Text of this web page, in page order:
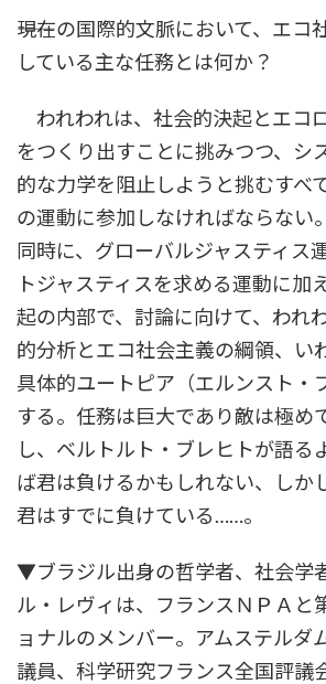
――現在の国際的文脈において、エ
している主な任務とは何か？
われわれは、社会的決起とエコ
をつくり出すことに挑みつつ、シ
的な力学を阻止しようと挑むすべ
の運動に参加しなければならない。
同時に、グローバルジャスティス
トジャスティスを求める運動に加
起の内部で、討論に向けて、われ
的分析とエコ社会主義の綱領、い
具体的ユートピア（エルンスト・
する。任務は巨大であり敵は極め
し、ベルトルト・ブレヒトが語る
ば君は負けるかもしれない、しか
君はすでに負けている……。
▼ブラジル出身の哲学者、社会学
ル・レヴィは、フランスＮＰＡと
ョナルのメンバー。アムステルダ
議員、科学研究フランス全国評議